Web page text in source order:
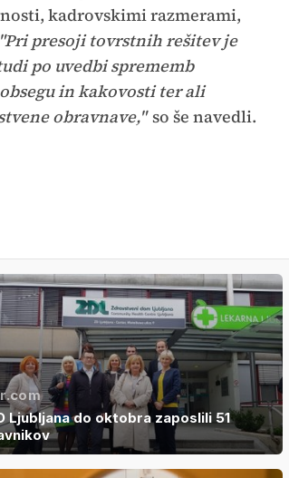
kadrovskimi razmerami,
"Pri presoji tovrstnih rešitev je
po uvedbi sprememb
in kakovosti ter ali
obravnave,"so še navedli.
Ljubljana do oktobra zaposlili 51